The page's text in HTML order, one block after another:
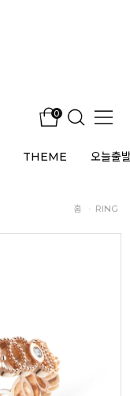
0
THEME 오늘출
홈 · RING